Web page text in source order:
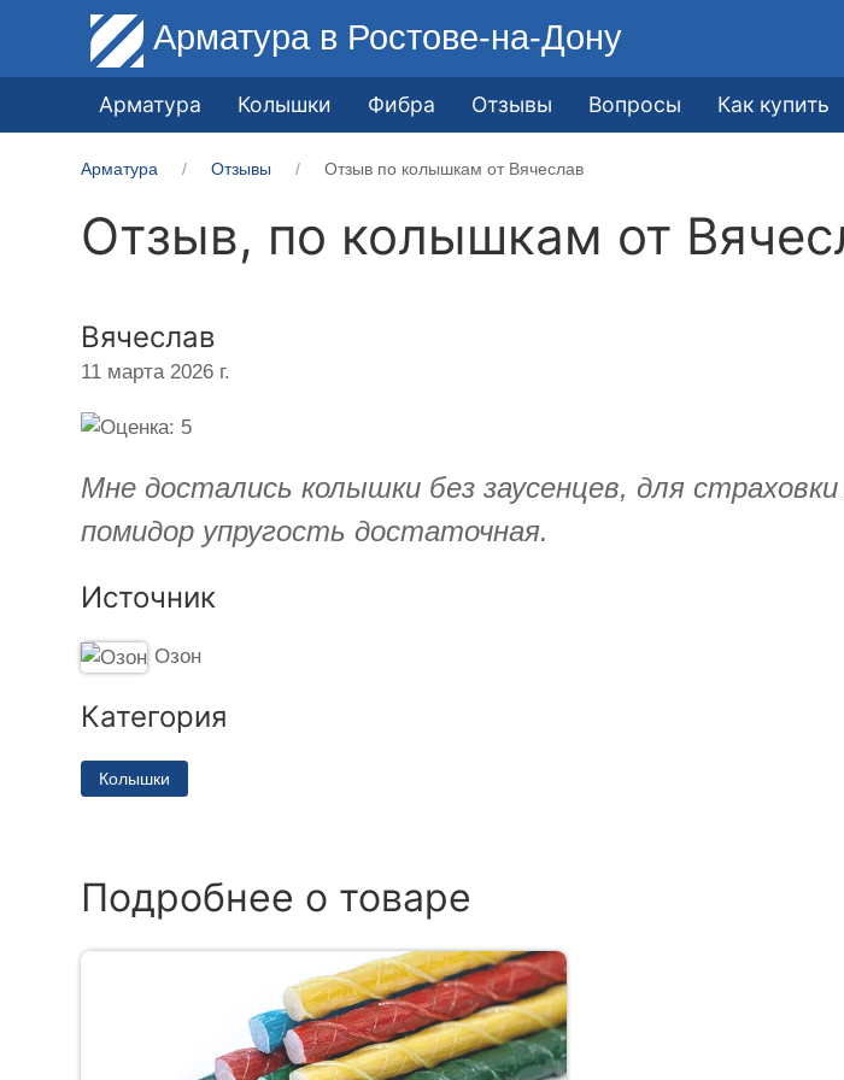
Арматура в Ростове-на-Дону
Арматура Колышки Фибра Отзывы Вопросы Как купить
Арматура Отзывы Отзыв по колышкам от Вячеслав
Отзыв, по колышкам от
Вячеслав
11 марта 2026 г.
Мне достались колышки без заусенцев, для
помидор упругость достаточная.
Источник
Озон
Категория
Колышки
Подробнее о товаре